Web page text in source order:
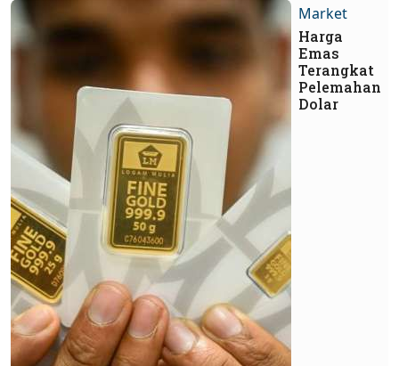
Market
Harga
Emas
Terangkat
Pelemahan
Dolar